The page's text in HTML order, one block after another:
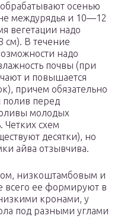
осенью
междурядья и 10—12
вегетации надо
см). В течение
надо
почвы (при
и повышается
причем обязательно
полив перед
молодых
Четких схем
десятки), но
айва отзывчива.
низкоштамбовым и
ее формируют в
кронами, у
под разными углами